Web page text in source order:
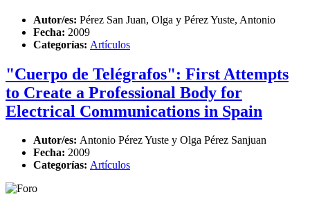
Autor/es: Pérez San Juan, Olga y Pérez Yuste, Antonio
Fecha: 2009
Categorías: Artículos
"Cuerpo de Telégrafos": First Attempts
to Create a Professional Body for
Electrical Communications in Spain
Autor/es: Antonio Pérez Yuste y Olga Pérez Sanjuan
Fecha: 2009
Categorías: Artículos